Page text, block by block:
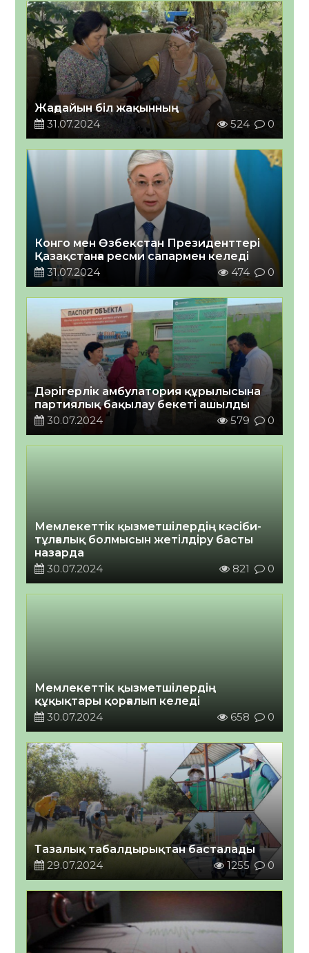
Жағдайын біл жақынның
31.07.2024
524 0
Конго мен Өзбекстан Президенттері
Қазақстанға ресми сапармен келеді
31.07.2024
474 0
Дәрігерлік амбулатория құрылысына
партиялық бақылау бекеті ашылды
30.07.2024
579 0
￼Мемлекеттік қызметшілердің кәсіби-
тұлғалық болмысын жетілдіру басты
назарда
30.07.2024
821 0
Мемлекеттік қызметшілердің
құқықтары қорғалып келеді
30.07.2024
658 0
Тазалық табалдырықтан басталады
29.07.2024
1255 0